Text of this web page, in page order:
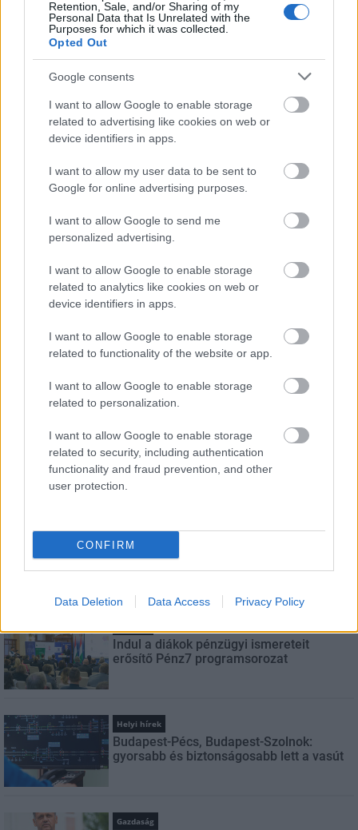
Retention, Sale, and/or Sharing of my
Personal Data that Is Unrelated with the
Purposes for which it was collected.
Opted Out
Google consents
I want to allow Google to enable storage
related to advertising like cookies on web or
device identifiers in apps.
I want to allow my user data to be sent to
Google for online advertising purposes.
I want to allow Google to send me
personalized advertising.
I want to allow Google to enable storage
related to analytics like cookies on web or
device identifiers in apps.
I want to allow Google to enable storage
related to functionality of the website or app.
I want to allow Google to enable storage
related to personalization.
I want to allow Google to enable storage
related to security, including authentication
functionality and fraud prevention, and other
user protection.
CONFIRM
Data Deletion Data Access Privacy Policy
Új gyalogosátkelők és jelzőlámpás
csomópont épül Angyalföldön
Másfélszeresére bővítik
Hódmezővásárhely jó hírű református
iskoláját
Látványos építési szakasz indult be a
Feliratkozom a hírlevélre és elfogadom azadatvédelmi
szabályzatot!
Indul a diákok pénzügyi ismereteit
erősítő Pénz7 programsorozat
Helyi hírek
Budapest-Pécs, Budapest-Szolnok:
gyorsabb és biztonságosabb lett a vasút
Gazdaság